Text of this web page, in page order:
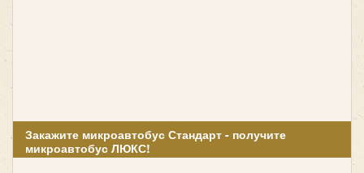
Закажите микроавтобус Стандарт - получите
микроавтобус ЛЮКС!